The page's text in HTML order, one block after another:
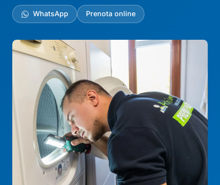
WhatsApp Prenota online